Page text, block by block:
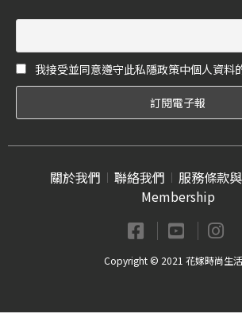
我接受並同意遵守此私隱政策中個人資料
關於我們 聯絡我們
服務條款
Membership
Copyright © 2021 花嫁時尚生